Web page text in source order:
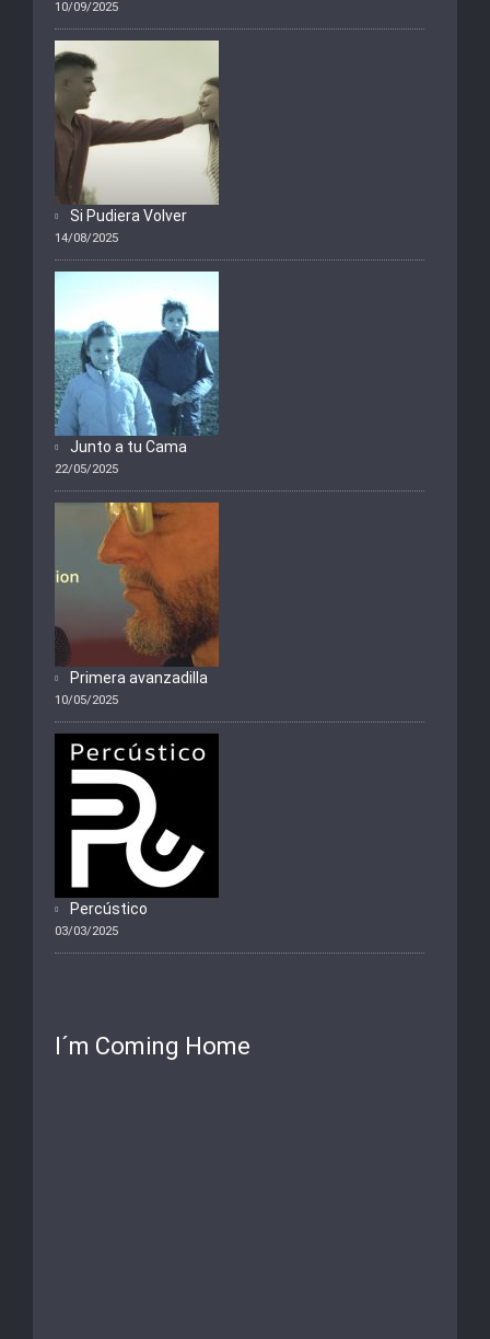
10/09/2025
Si Pudiera Volver
14/08/2025
Junto a tu Cama
22/05/2025
Primera avanzadilla
10/05/2025
Percústico
03/03/2025
I´m Coming Home